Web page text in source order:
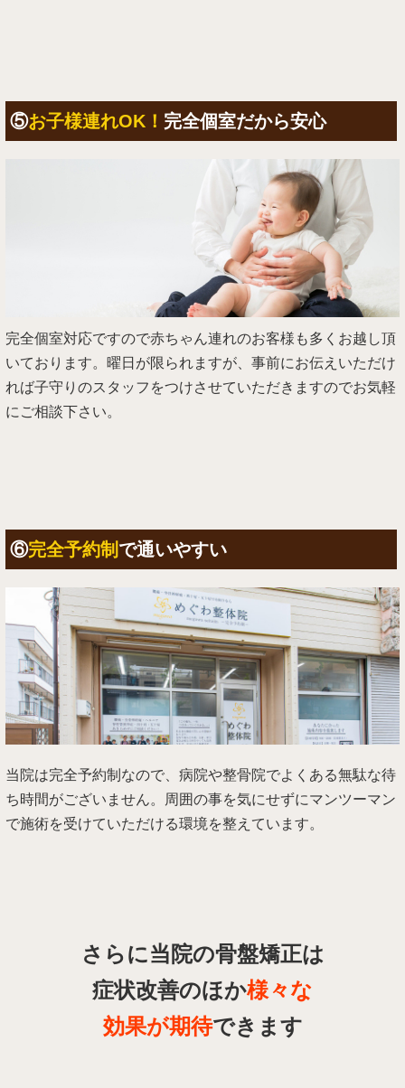
⑤お子様連れOK！ 完全個室だから安心
完全個室対応ですので赤ちゃん連れのお客様も多くお越し頂
いております。曜日が限られますが、事前にお伝えいただけ
れば子守りのスタッフをつけさせていただきますのでお気軽
にご相談下さい。
⑥完全予約制 で通いやすい
当院は完全予約制なので、病院や整骨院でよくある無駄な待
ち時間がございません。周囲の事を気にせずにマンツーマン
で施術を受けていただける環境を整えています。
さらに当院の骨盤矯正は
症状改善のほか様々な
効果が期待できます